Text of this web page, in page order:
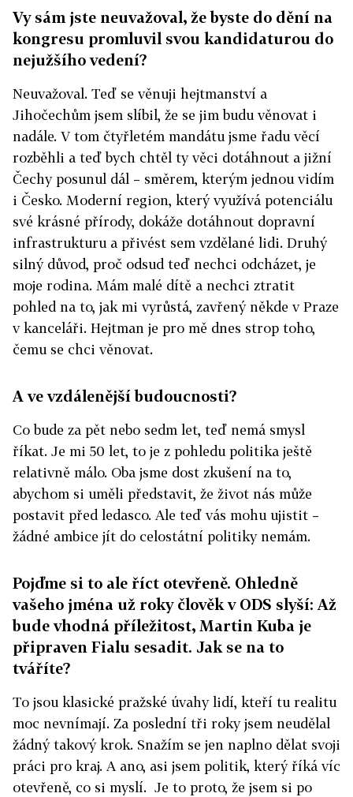
Vy sám jste neuvažoval, že byste do dění na
kongresu promluvil svou kandidaturou do
nejužšího vedení?
Neuvažoval. Teď se věnuji hejtmanství a
Jihočechům jsem slíbil, že se jim budu věnovat i
nadále. V tom čtyřletém mandátu jsme řadu věcí
rozběhli a teď bych chtěl ty věci dotáhnout a jižní
Čechy posunul dál – směrem, kterým jednou vidím
i Česko. Moderní region, který využívá potenciálu
své krásné přírody, dokáže dotáhnout dopravní
infrastrukturu a přivést sem vzdělané lidi. Druhý
silný důvod, proč odsud teď nechci odcházet, je
moje rodina. Mám malé dítě a nechci ztratit
pohled na to, jak mi vyrůstá, zavřený někde v Praze
v kanceláři. Hejtman je pro mě dnes strop toho,
čemu se chci věnovat.
A ve vzdálenější budoucnosti?
Co bude za pět nebo sedm let, teď nemá smysl
říkat. Je mi 50 let, to je z pohledu politika ještě
relativně málo. Oba jsme dost zkušení na to,
abychom si uměli představit, že život nás může
postavit před ledasco. Ale teď vás mohu ujistit –
žádné ambice jít do celostátní politiky nemám.
Pojďme si to ale říct otevřeně. Ohledně
vašeho jména už roky člověk v ODS slyší: Až
bude vhodná příležitost, Martin Kuba je
připraven Fialu sesadit. Jak se na to
tváříte?
To jsou klasické pražské úvahy lidí, kteří tu realitu
moc nevnímají. Za poslední tři roky jsem neudělal
žádný takový krok. Snažím se jen naplno dělat svoji
práci pro kraj. A ano, asi jsem politik, který říká víc
otevřeně, co si myslí. Je to proto, že jsem si po